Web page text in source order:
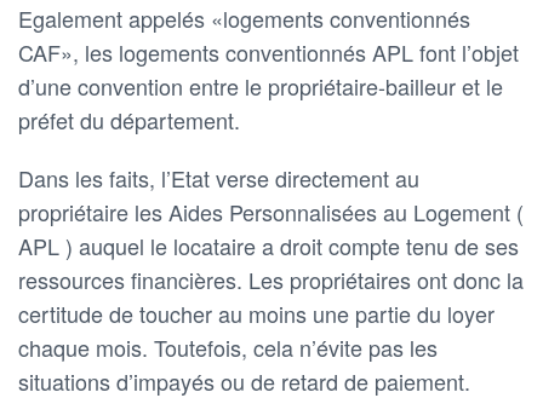
Egalement appelés «logements conventionnés
CAF», les logements conventionnés APL font l’objet
d’une convention entre le propriétaire-bailleur et le
préfet du département.
Dans les faits, l’Etat verse directement au
propriétaire les Aides Personnalisées au Logement (
APL ) auquel le locataire a droit compte tenu de ses
ressources financières. Les propriétaires ont donc la
certitude de toucher au moins une partie du loyer
chaque mois. Toutefois, cela n’évite pas les
situations d’impayés ou de retard de paiement.